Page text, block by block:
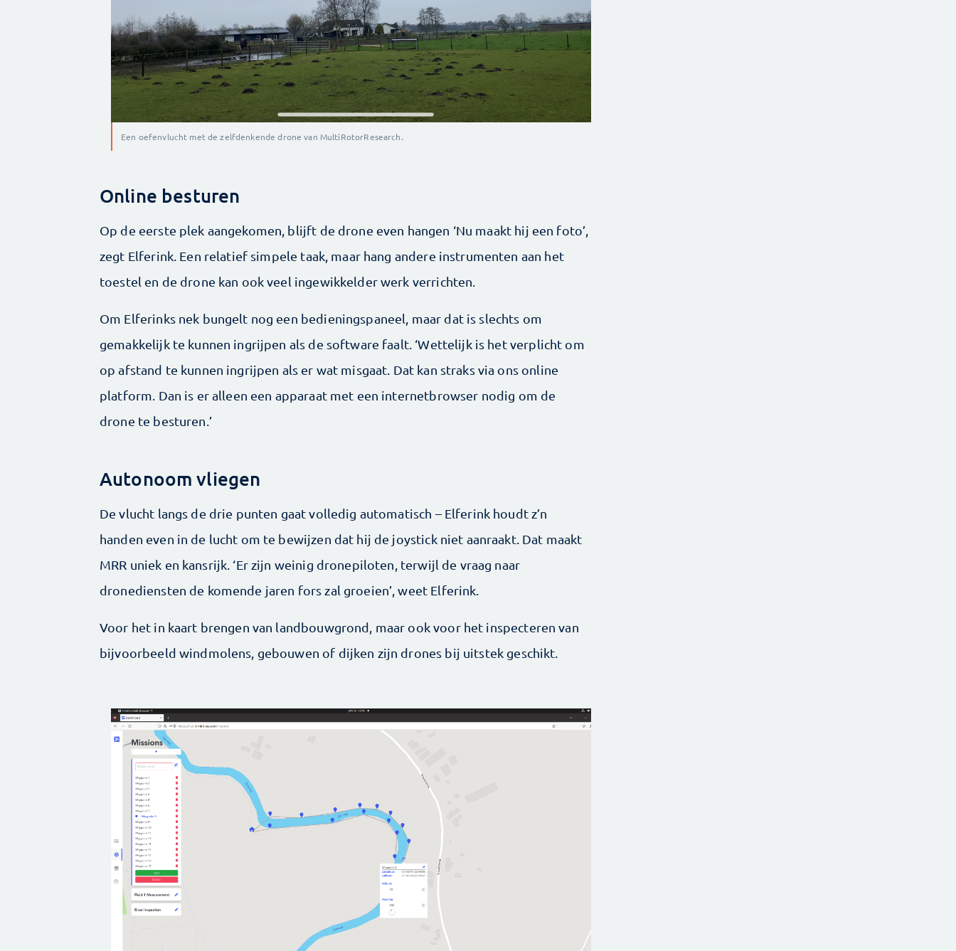
Een oefenvlucht met de zelfdenkende drone van MultiRotorResearch.
Online besturen
Op de eerste plek aangekomen, blijft de drone even hangen ‘Nu maakt hij een foto’,
zegt Elferink. Een relatief simpele taak, maar hang andere instrumenten aan het
toestel en de drone kan ook veel ingewikkelder werk verrichten.
Om Elferinks nek bungelt nog een bedieningspaneel, maar dat is slechts om
gemakkelijk te kunnen ingrijpen als de software faalt. ‘Wettelijk is het verplicht om
op afstand te kunnen ingrijpen als er wat misgaat. Dat kan straks via ons online
platform. Dan is er alleen een apparaat met een internet­browser nodig om de
drone te besturen.’
Autonoom vliegen
De vlucht langs de drie punten gaat volledig automatisch – Elferink houdt z’n
handen even in de lucht om te bewijzen dat hij de joystick niet aanraakt. Dat maakt
MRR uniek en kansrijk. ‘Er zijn weinig drone­piloten, terwijl de vraag naar
dronediensten de komende jaren fors zal groeien’, weet ­Elferink.
Voor het in kaart brengen van landbouwgrond, maar ook voor het inspecteren van
bijvoorbeeld windmolens, gebouwen of dijken zijn drones bij uitstek geschikt.